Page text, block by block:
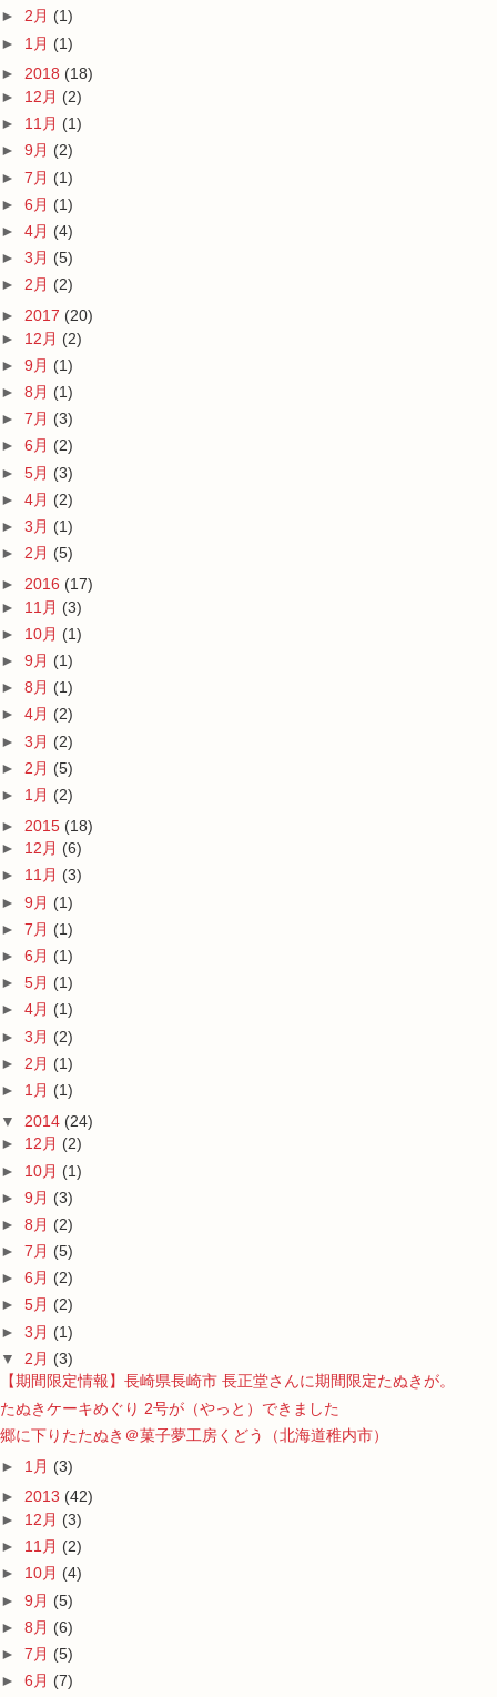
► 2月 (1)
► 1月 (1)
► 2018 (18)
► 12月 (2)
► 11月 (1)
► 9月 (2)
► 7月 (1)
► 6月 (1)
► 4月 (4)
► 3月 (5)
► 2月 (2)
► 2017 (20)
► 12月 (2)
► 9月 (1)
► 8月 (1)
► 7月 (3)
► 6月 (2)
► 5月 (3)
► 4月 (2)
► 3月 (1)
► 2月 (5)
► 2016 (17)
► 11月 (3)
► 10月 (1)
► 9月 (1)
► 8月 (1)
► 4月 (2)
► 3月 (2)
► 2月 (5)
► 1月 (2)
► 2015 (18)
► 12月 (6)
► 11月 (3)
► 9月 (1)
► 7月 (1)
► 6月 (1)
► 5月 (1)
► 4月 (1)
► 3月 (2)
► 2月 (1)
► 1月 (1)
▼ 2014 (24)
► 12月 (2)
► 10月 (1)
► 9月 (3)
► 8月 (2)
► 7月 (5)
► 6月 (2)
► 5月 (2)
► 3月 (1)
▼ 2月 (3)
【期間限定情報】長崎県長崎市 長正堂さんに期間限定たぬきが。
たぬきケーキめぐり 2号が（やっと）できました
郷に下りたたぬき＠菓子夢工房くどう（北海道稚内市）
► 1月 (3)
► 2013 (42)
► 12月 (3)
► 11月 (2)
► 10月 (4)
► 9月 (5)
► 8月 (6)
► 7月 (5)
► 6月 (7)